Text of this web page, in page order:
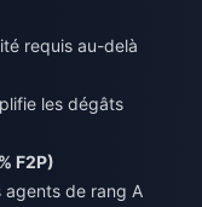
requis au-delà
les dégâts
F2P)
agents de rang A